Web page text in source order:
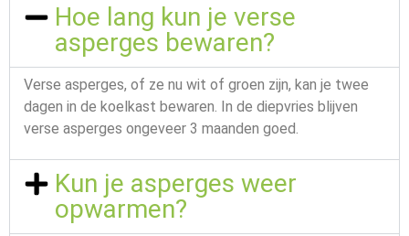
Hoe lang kun je verse
asperges bewaren?
Verse asperges, of ze nu wit of groen zijn, kan je twee
dagen in de koelkast bewaren. In de diepvries blijven
verse asperges ongeveer 3 maanden goed.
Kun je asperges weer
opwarmen?